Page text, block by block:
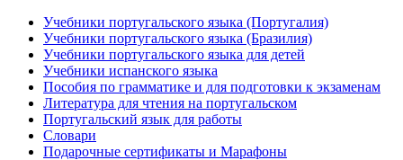
Учебники португальского языка (Португалия)
Учебники португальского языка (Бразилия)
Учебники португальского языка для детей
Учебники испанского языка
Пособия по грамматике и для подготовки к экзаменам
Литература для чтения на португальском
Португальский язык для работы
Словари
Подарочные сертификаты и Марафоны